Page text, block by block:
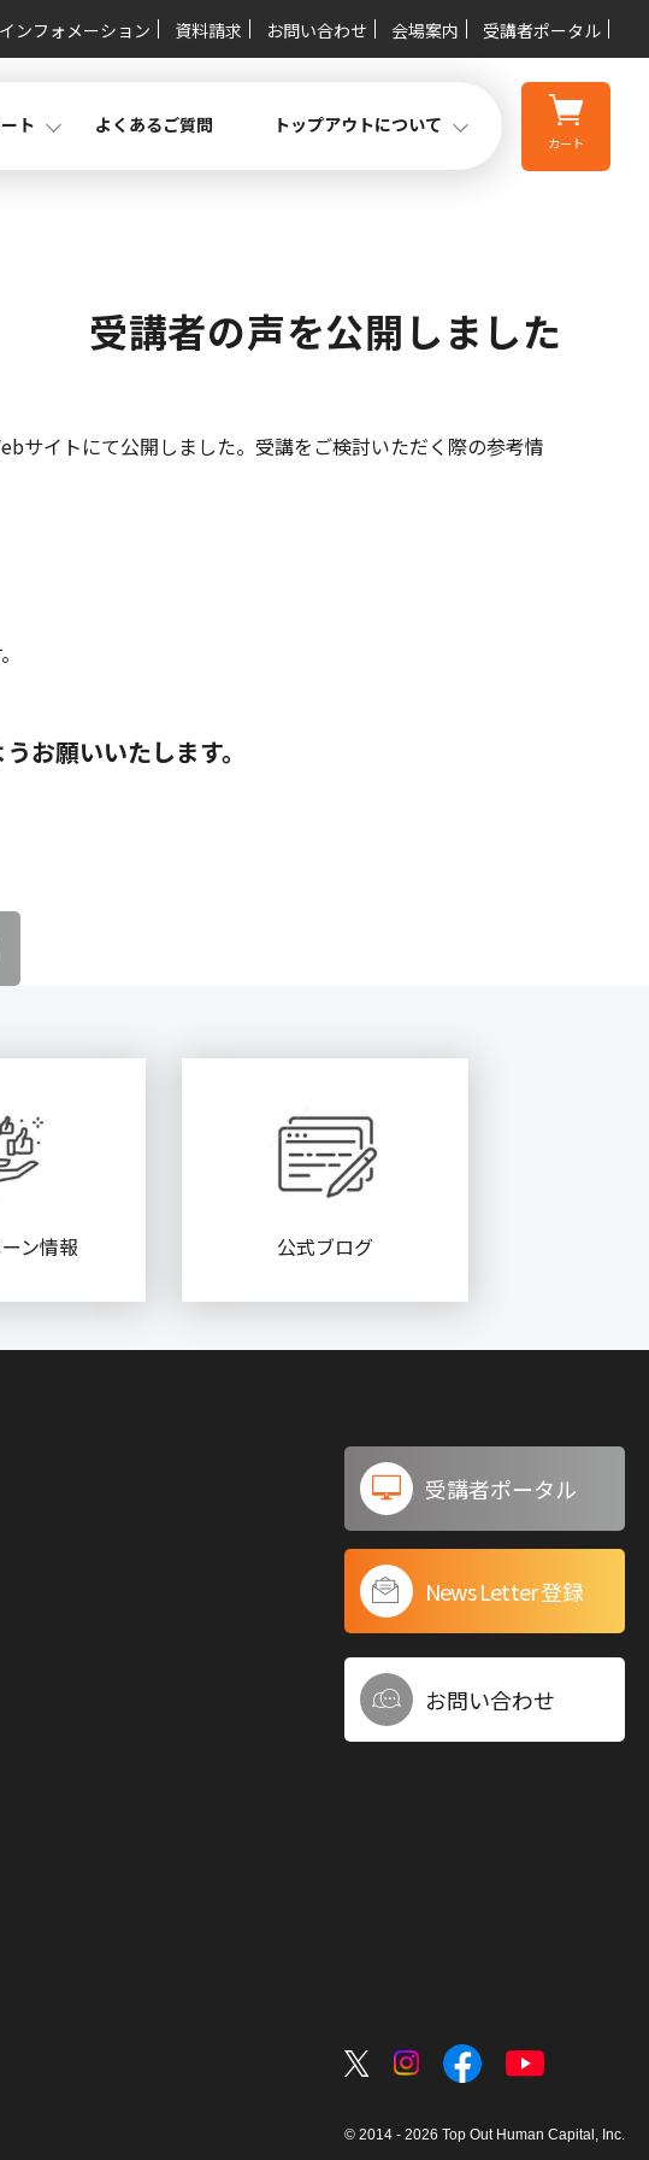
インフォメーション 資料請求 お問い合わせ 会場案内 受講者ポータル
ト よくあるご質問 トップアウトについて
カート
受講者の声を公開しました
サイトにて公開しました。受講をご検討いただく際の参考情
お願いいたします。
ン情報 公式ブログ
受講者ポータル
News Letter 登録
お問い合わせ
© 2014 - 2026 Top Out Human Capital, Inc.